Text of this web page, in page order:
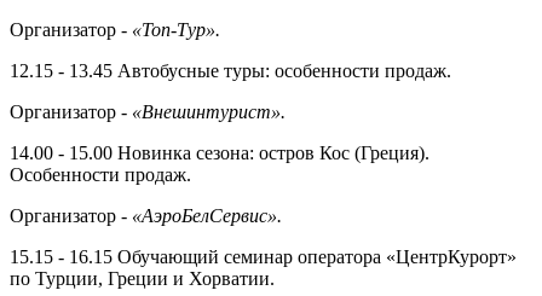
Организатор - «Топ-Тур».
12.15 - 13.45 Автобусные туры: осо­бенности продаж.
Организатор - «Внешинтурист».
14.00 - 15.00 Новинка сезона: остров Кос (Греция).
Особенности продаж.
Организатор - «АэроБелСервис».
15.15 - 16.15 Обучающий семинар оператора «ЦентрКурорт»
по Тур­ции, Греции и Хорватии.